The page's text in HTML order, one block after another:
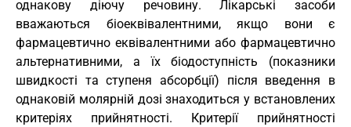
однакову діючу речовину. Лікарські засоби
вважаються біоеквівалентними, якщо вони є
фармацевтично еквівалентними або фармацевтично
альтернативними, а їх біодоступність (показники
швидкості та ступеня абсорбції) після введення в
однаковій молярній дозі знаходиться у встановлених
критеріях прийнятності. Критерії прийнятності